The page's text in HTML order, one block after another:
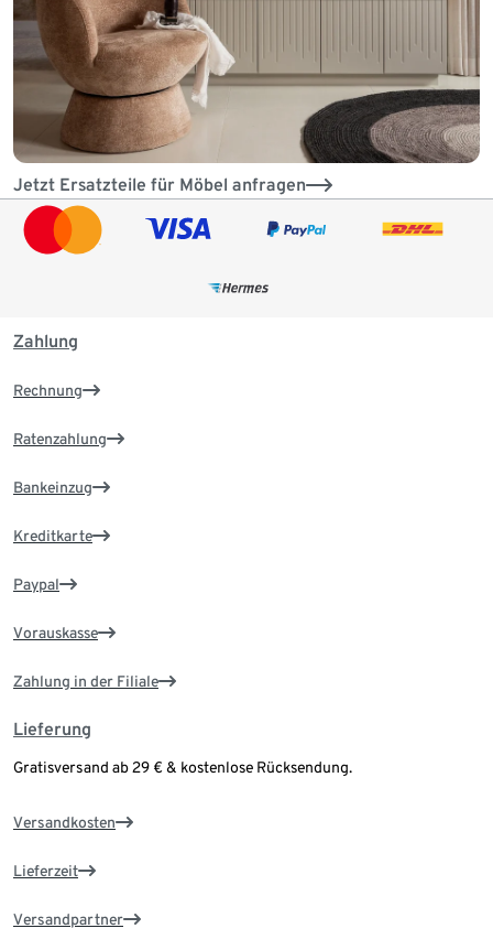
Jetzt Ersatzteile für Möbel anfragen
Zahlung
Rechnung
Ratenzahlung
Bankeinzug
Kreditkarte
Paypal
Vorauskasse
Zahlung in der Filiale
Lieferung
Gratisversand ab 29 € & kostenlose Rücksendung.
Versandkosten
Lieferzeit
Versandpartner